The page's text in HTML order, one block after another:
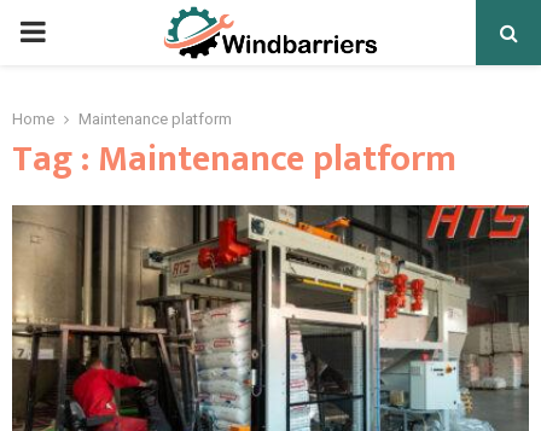
PRIMARY
Home Maintenance platform
Tag : Maintenance platform